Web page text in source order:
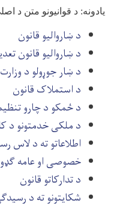
یادونه: د قوانیونو متن د
د ښاروالیو قانون
د ښاروالیو قانون
د ښار جوړولو د
د استملاک قانون
د ځمکو د چارو
د ملکی خدمتونو د
اطلاعاتو ته د لاس
خصوصی او عامه
د تدارکاتو قانون
شکایتونو ته د